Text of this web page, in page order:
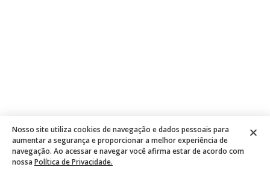
Nosso site utiliza cookies de navegação e dados pessoais para
aumentar a segurança e proporcionar a melhor experiência de
navegação. Ao acessar e navegar você afirma estar de acordo com
nossa Política de Privacidade.